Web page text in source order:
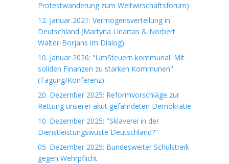
Protestwanderung zum Weltwirschaftsforum)
12. Januar 2021: Vermögensverteilung in
Deutschland (Martyna Linartas & Norbert
Walter-Borjans im Dialog)
10. Januar 2026: "UmSteuern kommunal: Mit
soliden Finanzen zu starken Kommunen"
(Tagung/Konferenz)
20. Dezember 2025: Reformvorschläge zur
Rettung unserer akut gefährdeten Demokratie
10. Dezember 2025: "Sklaverei in der
Dienstleistungswüste Deutschland?"
05. Dezember 2025: Bundesweiter Schulstreik
gegen Wehrpflicht